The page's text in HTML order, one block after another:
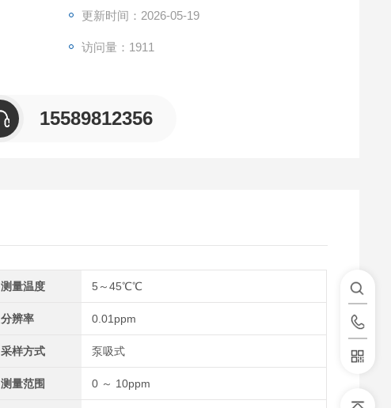
更新时间：2026-05-19
访问量：1911
15589812356
测量温度 5～45℃℃
分辨率 0.01ppm
采样方式 泵吸式
测量范围 0 ～ 10ppm